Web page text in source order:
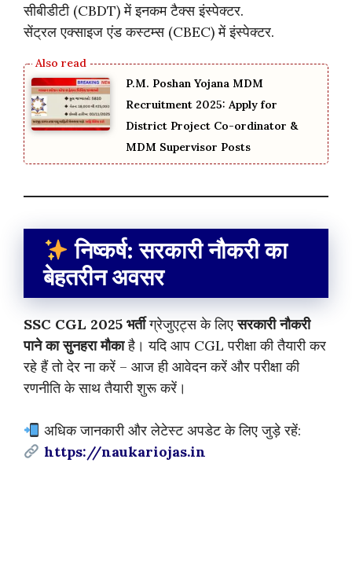
सीबीडीटी (CBDT) में इनकम टैक्स इंस्पेक्टर.
सेंट्रल एक्साइज एंड कस्टम्स (CBEC) में इंस्पेक्टर.
P.M. Poshan Yojana MDM
Recruitment 2025: Apply for
District Project Co-ordinator &
MDM Supervisor Posts
निष्कर्ष: सरकारी नौकरी का
बेहतरीन अवसर
SSC CGL 2025 भर्तीग्रेजुएट्स के लिएसरकारी नौकरी
पाने का सुनहरा मौकाहै। यदि आप CGL परीक्षा की तैयारी कर
रहे हैं तो देर ना करें – आज ही आवेदन करें और परीक्षा की
रणनीति के साथ तैयारी शुरू करें।
अधिक जानकारी और लेटेस्ट अपडेट के लिए जुड़े रहें:
https://naukariojas.in